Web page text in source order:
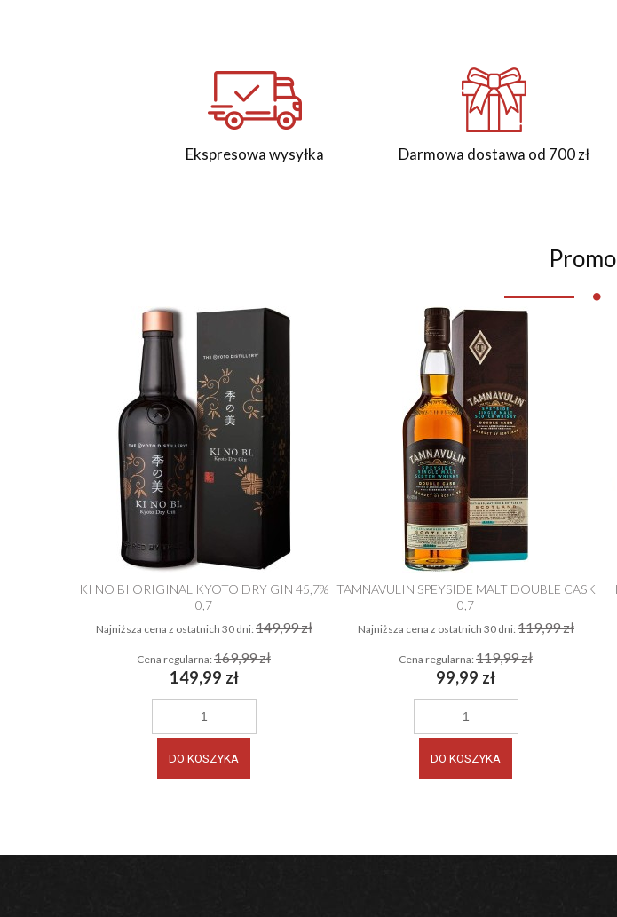
Ekspresowa wysyłka Darmowa dostawa od 700 zł
KI NO BI ORIGINAL KYOTO DRY GIN 45,7%
0,7
149,99 zł
Cena regularna: 169,99 zł
Najniższa cena z ostatnich 30 dni: 149,99 zł
DO KOSZYKA
TAMNAVULIN SPEYSIDE MALT DOUBLE CASK
0,7
99,99 zł
Cena regularna: 119,99 zł
Najniższa cena z ostatnich 30 dni: 119,99 zł
DO KOSZYKA